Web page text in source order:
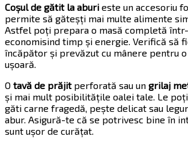
Coșul de gătit la aburi este un accesoriu
permite să găteșți mai multe alimente
Astfel poți prepara o masă completă într-
economisind timp și energie. Verifică să
încăpător și prevăzut cu mânere pentru
ușoară.
O tavă de prăjitperforată sau un grilaj
și mai mult posibilitățile oalei tale. Le
găti carne fragedă, pește delicat sau
abur. Asigură-te că se potrivesc bine în
sunt ușor de curățat.